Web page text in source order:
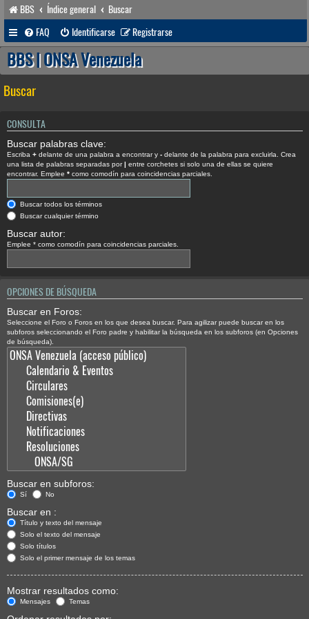
BBS Índice general
Buscar
FAQ
Identificarse Registrarse
BBS | ONSA Venezuela
Buscar
CONSULTA
Buscar palabras clave:
Escriba + delante de una palabra a encontrar y - delante de la palabra para excluirla. Crea
una lista de palabras separadas por| entre corchetes si solo una de ellas se quiere
encontrar. Emplee * como comodín para coincidencias parciales.
Buscar todos los términos
Buscar cualquier término
Buscar autor:
Emplee * como comodín para coincidencias parciales.
OPCIONES DE BÚSQUEDA
Buscar en Foros:
Seleccione el Foro o Foros en los que desea buscar. Para agilizar puede buscar en los
subforos seleccionando el Foro padre y habilitar la búsqueda en los subforos (en Opciones
de búsqueda).
Buscar en subforos:
Sí No
Buscar en :
Título y texto del mensaje
Solo el texto del mensaje
Solo títulos
Solo el primer mensaje de los temas
Mostrar resultados como:
Mensajes Temas